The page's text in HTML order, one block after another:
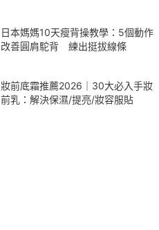
日本媽媽10天瘦背操教學：5個動作
改善圓肩駝背 練出挺拔線條
妝前底霜推薦2026｜30大必入手妝
前乳：解決保濕/提亮/妝容服貼